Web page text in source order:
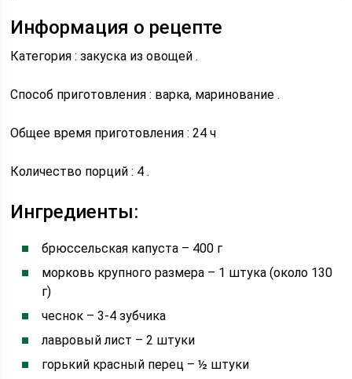
Информация о рецепте
Категория : закуска из овощей .
Способ приготовления : варка, маринование .
Общее время приготовления : 24 ч
Количество порций : 4 .
Ингредиенты:
брюссельская капуста – 400 г
морковь крупного размера – 1 штука (около 130
г)
чеснок – 3-4 зубчика
лавровый лист – 2 штуки
горький красный перец – ½ штуки